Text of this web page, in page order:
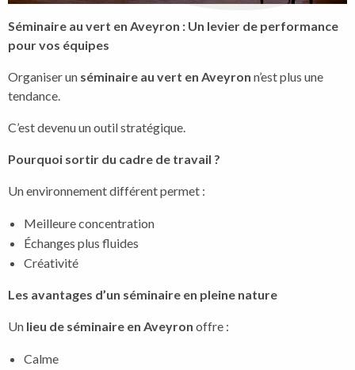
Séminaire au vert en Aveyron : Un levier de performance
pour vos équipes
Organiser un séminaire au vert en Aveyron n’est plus une
tendance.
C’est devenu un outil stratégique.
Pourquoi sortir du cadre de travail ?
Un environnement différent permet :
Meilleure concentration
Échanges plus fluides
Créativité
Les avantages d’un séminaire en pleine nature
Un lieu de séminaire en Aveyron offre :
Calme